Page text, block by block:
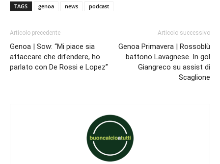
TAGS genoa news podcast
Articolo precedente
Genoa | Sow: “Mi piace sia
attaccare che difendere, ho
parlato con De Rossi e Lopez”
Articolo successivo
Genoa Primavera | Rossoblù
battono Lavagnese. In gol
Giangreco su assist di
Scaglione